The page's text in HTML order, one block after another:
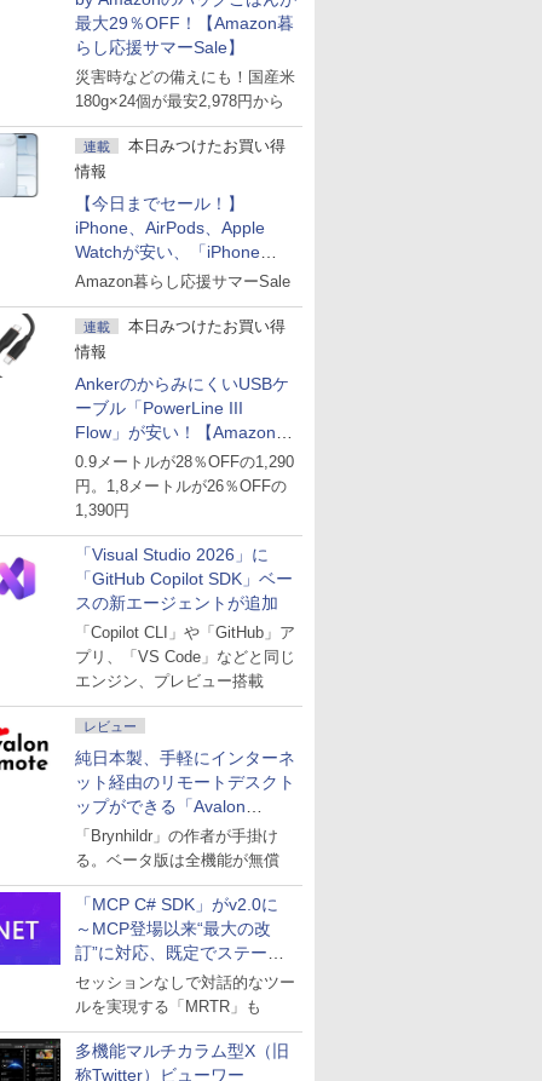
最大29％OFF！【Amazon暮
らし応援サマーSale】
災害時などの備えにも！国産米
180g×24個が最安2,978円から
連載
本日みつけたお買い得
情報
【今日までセール！】
iPhone、AirPods、Apple
Watchが安い、「iPhone
Air」256GB版が139,800円な
Amazon暮らし応援サマーSale
連載
本日みつけたお買い得
情報
AnkerのからみにくいUSBケ
ーブル「PowerLine III
Flow」が安い！【Amazon暮
らし応援サマーSale】
0.9メートルが28％OFFの1,290
円。1,8メートルが26％OFFの
1,390円
「Visual Studio 2026」に
「GitHub Copilot SDK」ベー
スの新エージェントが追加
「Copilot CLI」や「GitHub」ア
プリ、「VS Code」などと同じ
エンジン、プレビュー搭載
レビュー
純日本製、手軽にインターネ
ット経由のリモートデスクト
ップができる「Avalon
remote」
「Brynhildr」の作者が手掛け
る。ベータ版は全機能が無償
「MCP C# SDK」がv2.0に
～MCP登場以来“最大の改
訂”に対応、既定でステート
レスへ
セッションなしで対話的なツー
ルを実現する「MRTR」も
多機能マルチカラム型X（旧
称Twitter）ビューワー